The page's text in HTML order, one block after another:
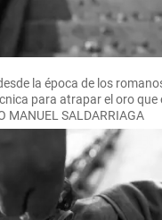
la época de los
para atrapar el oro que
MANUEL SALDARRIAGA